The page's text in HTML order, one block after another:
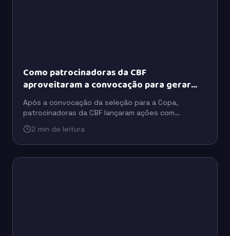
Como patrocinadoras da CBF
aproveitaram a convocação para gerar
buzz
Após a convocação da seleção para a Copa,
patrocinadoras da CBF lançaram ações com
engajamento do público.
2 min de leitura